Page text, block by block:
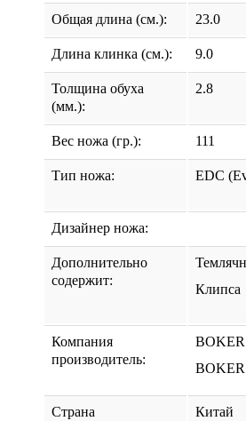
Общая длина (см.): 23.0
Длина клинка (см.): 9.0
Толщина обуха
(мм.):
2.8
Вес ножа (гр.): 111
Тип ножа: EDC
Дизайнер ножа:
Дополнительно
содержит:
Клипса
Компания
производитель:
BOKER
BOKER
Страна
Китай